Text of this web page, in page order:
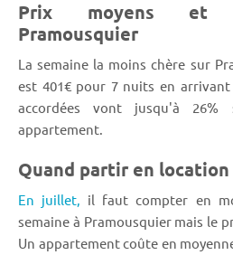
Prix moyens et
Pramousquier
La semaine la moins chère sur
est 401€ pour 7 nuits en
accordées vont jusqu'à
appartement.
Quand partir en location
En juillet, il faut compter en
semaine à Pramousquier mais le
Un appartement coûte en